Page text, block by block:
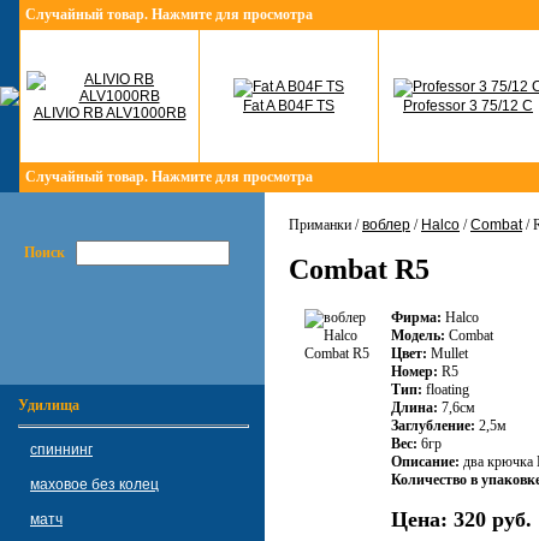
Случайный товар. Нажмите для просмотра
ALIVIO RB ALV1000RB Fat A B04F TS Professor 3 75/12 C
Случайный товар. Нажмите для просмотра
Поиск
Удилища
спиннинг
маховое без колец
матч
Приманки /воблер / Halco /Combat/
Combat R5
Фирма: Halco
Модель: Combat
Цвет: Mullet
Номер: R5
Тип: floating
Длина: 7,6см
Заглубление: 2,5м
Вес: 6гр
Описание: два
Количество в
Цена: 320 руб.